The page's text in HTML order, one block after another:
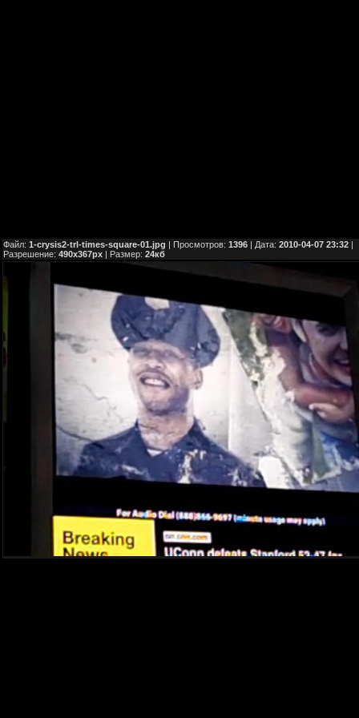
Файл: 1-crysis2-trl-times-square-01.jpg | Просмотров: 1396 | Дата: 2010-04-07 23:32 |
Разрешение: 490x367px | Размер: 24кб